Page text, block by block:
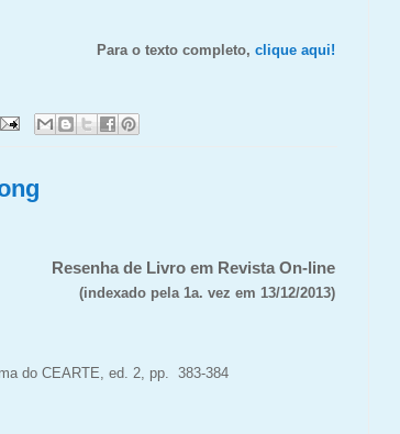
Para o texto completo, clique aqui!
Resenha de Livro em Revista On-line
(indexado pela 1a. vez em 13/12/2013)
do CEARTE, ed. 2, pp. 383-384